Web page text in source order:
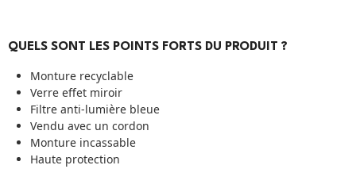
QUELS SONT LES POINTS FORTS DU PRODUIT ?
Monture recyclable
Verre effet miroir
Filtre anti-lumière bleue
Vendu avec un cordon
Monture incassable
Haute protection